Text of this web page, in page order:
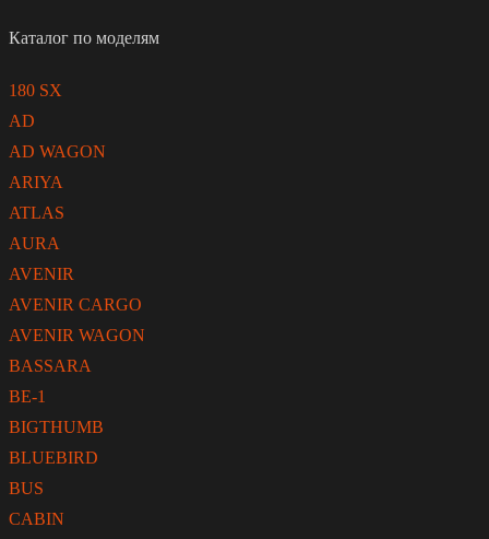
Каталог по моделям
180 SX
AD
AD WAGON
ARIYA
ATLAS
AURA
AVENIR
AVENIR CARGO
AVENIR WAGON
BASSARA
BE-1
BIGTHUMB
BLUEBIRD
BUS
CABIN